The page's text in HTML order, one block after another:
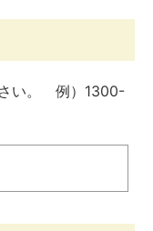
い。 例）1300-